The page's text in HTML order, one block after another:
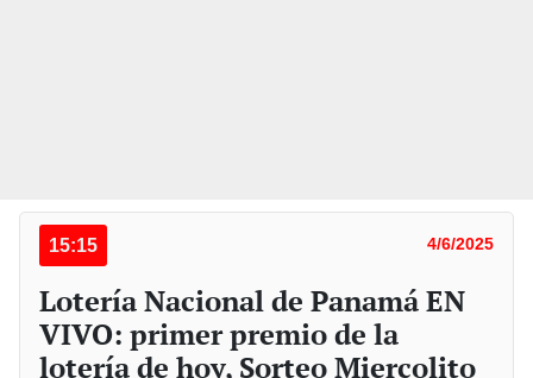
15:15 4/6/2025
Lotería Nacional de Panamá EN
VIVO: primer premio de la
lotería de hoy, Sorteo Miercolito